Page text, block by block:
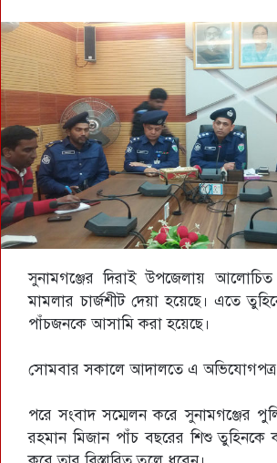
সুনামগঞ্জের দিরাই উপজেলায়
মামলার চার্জশীট দেয়া হয়েছে। এতে
পাঁচজনকে আসামি করা হয়েছে।
সোমবার সকালে আদালতে এ অভিযোগপত্র
পরে সংবাদ সম্মেলন করে সুনামগঞ্জের
রহমান মিজান পাঁচ বছরের শিশু তুহিনকে